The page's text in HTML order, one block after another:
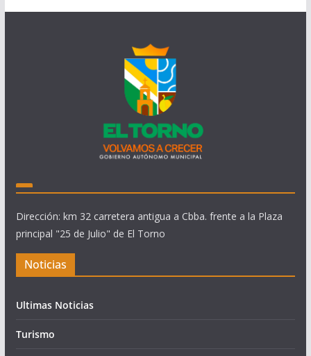
Dirección: km 32 carretera antigua a Cbba. frente a la Plaza
principal "25 de Julio" de El Torno
Noticias
Ultimas Noticias
Turismo